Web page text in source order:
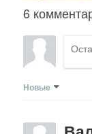
6
Новые